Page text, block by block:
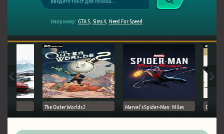
Например: GTA 5, Sims 4, Need For Speed
The Outer Worlds 2 Marvel's Spider-Man: Miles Ghost